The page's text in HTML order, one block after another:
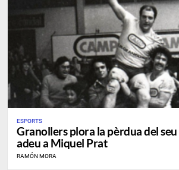
ESPORTS
Granollers plora la pèrdua del
adeu a Miquel Prat
RAMÓN MORA